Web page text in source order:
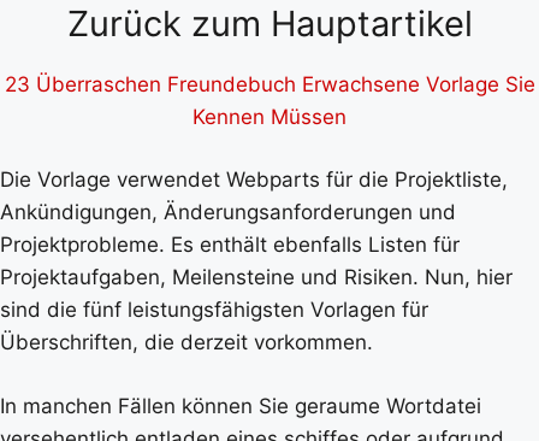
Zurück zum Hauptartikel
23 Überraschen Freundebuch Erwachsene Vorlage Sie
Kennen Müssen
Die Vorlage verwendet Webparts für die Projektliste,
Ankündigungen, Änderungsanforderungen und
Projektprobleme. Es enthält ebenfalls Listen für
Projektaufgaben, Meilensteine und Risiken. Nun, hier
sind die fünf leistungsfähigsten Vorlagen für
Überschriften, die derzeit vorkommen.
In manchen Fällen können Sie geraume Wortdatei